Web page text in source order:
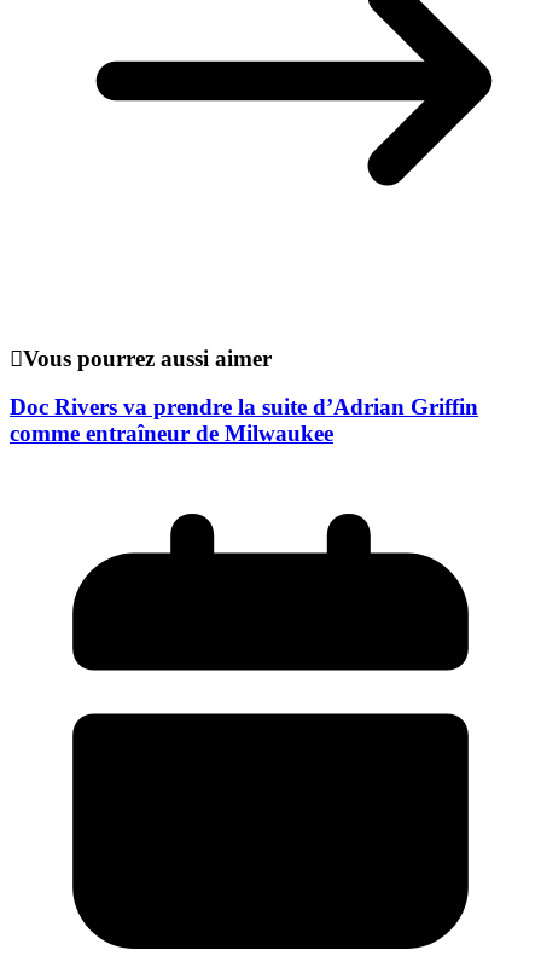
Vous pourrez aussi aimer
Doc Rivers va prendre la suite d’Adrian Griffin
comme entraîneur de Milwaukee